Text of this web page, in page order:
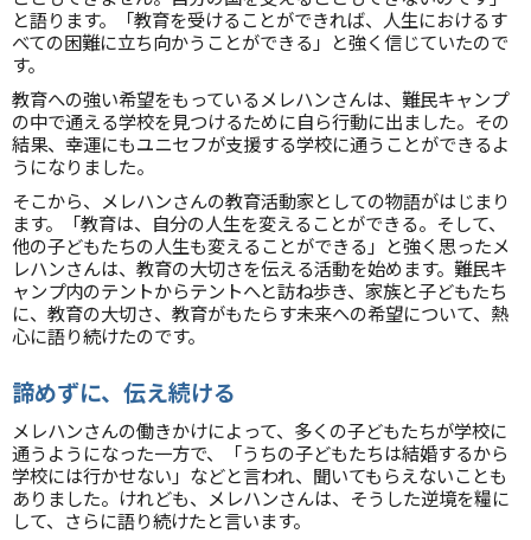
と語ります。「教育を受けることができれば、人生におけるす
べての困難に立ち向かうことができる」と強く信じていたので
す。
教育への強い希望をもっているメレハンさんは、難民キャンプ
の中で通える学校を見つけるために自ら行動に出ました。その
結果、幸運にもユニセフが支援する学校に通うことができるよ
うになりました。
そこから、メレハンさんの教育活動家としての物語がはじまり
ます。「教育は、自分の人生を変えることができる。そして、
他の子どもたちの人生も変えることができる」と強く思ったメ
レハンさんは、教育の大切さを伝える活動を始めます。難民キ
ャンプ内のテントからテントへと訪ね歩き、家族と子どもたち
に、教育の大切さ、教育がもたらす未来への希望について、熱
心に語り続けたのです。
諦めずに、伝え続ける
メレハンさんの働きかけによって、多くの子どもたちが学校に
通うようになった一方で、「うちの子どもたちは結婚するから
学校には行かせない」などと言われ、聞いてもらえないことも
ありました。けれども、メレハンさんは、そうした逆境を糧に
して、さらに語り続けたと言います。